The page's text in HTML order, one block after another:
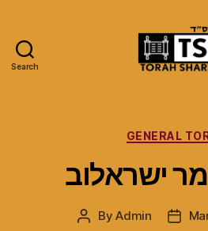
Search
GENERAL
ישראלוב
PostByAdmin
Post